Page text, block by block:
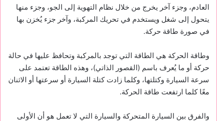
العادم، وجزء آخر يخرج من خلال نظام التهوية إلى الجو، وجزء منها
يتحول إلى شغل ويستخدم في تحريك المركبة، وآخر جزء يُخزن بها
في صورة طاقة حركة.
وطاقة الحركة هي الطاقة التي توجد بالمركبة وتحافظ عليها في حالة
حركة أو ما يُعرف باسم (القصور الذاتي)، وهذه الطاقة تعتمد على
سرعة السيارة وكتلتها، وكلما زادت كتلة السيارة أو سرعتها أو الاثنان
معًا كلما ارتفعت طاقة الحركة.
والفرق بين السيارة المتحركة والسيارة التي لا تعمل هو أن الأولى